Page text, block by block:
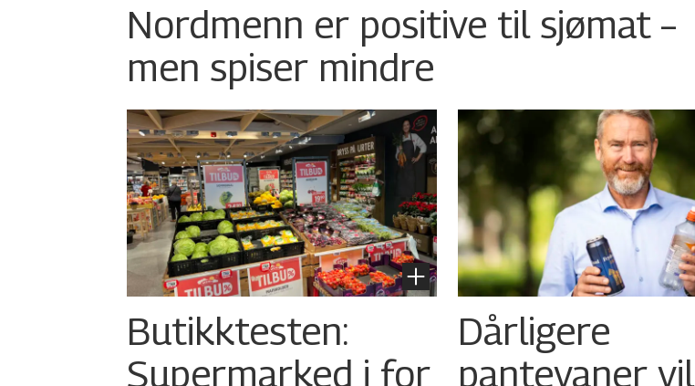
Nordmenn er positive til sjømat –
men spiser mindre
Butikktesten:
Supermarked i for
Dårligere
pantevaner vil